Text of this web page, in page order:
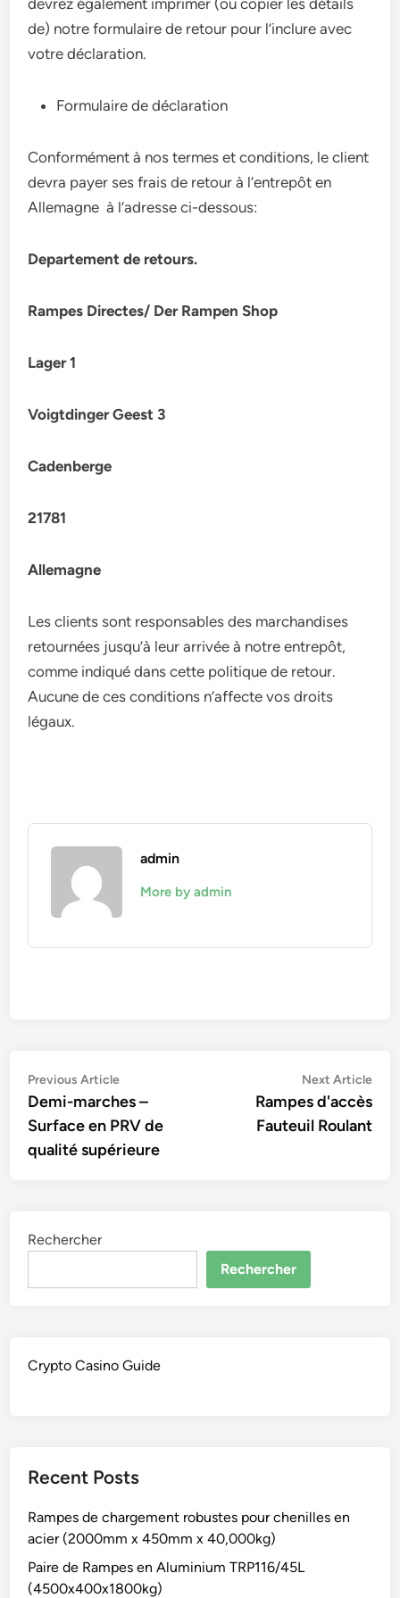
devrez également imprimer (ou copier les détails
de) notre formulaire de retour pour l’inclure avec
votre déclaration.
Formulaire de déclaration
Conformément à nos termes et conditions, le client
devra payer ses frais de retour à l’entrepôt en
Allemagne à l’adresse ci-dessous:
Departement de retours.
Rampes Directes/ Der Rampen Shop
Lager 1
Voigtdinger Geest 3
Cadenberge
21781
Allemagne
Les clients sont responsables des marchandises
retournées jusqu’à leur arrivée à notre entrepôt,
comme indiqué dans cette politique de retour.
Aucune de ces conditions n’affecte vos droits
légaux.
admin
More by admin
Navigation
de
l’article
Previous ArticlePrevious
article:
Demi-marches –
Surface en PRV de
qualité supérieure
Next Article
Rampes d'accès
Fauteuil Roulant
Rechercher
Rechercher
Crypto Casino Guide
Recent Posts
Rampes de chargement robustes pour chenilles en
acier (2000mm x 450mm x 40,000kg)
Paire de Rampes en Aluminium TRP116/45L
(4500x400x1800kg)